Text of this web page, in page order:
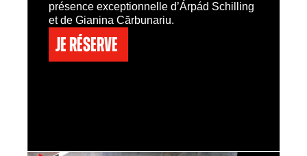
présence exceptionnelle d’Árpád Schilling
et de Gianina Cărbunariu.
Je réserve